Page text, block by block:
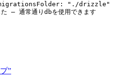
" ./drizzle "
— 通常通りdbを使用できます
”